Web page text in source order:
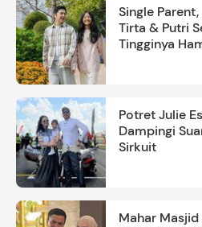
Single
Tirta & Putri
Tingginya
Potret Julie
Dampingi
Sirkuit
Mahar